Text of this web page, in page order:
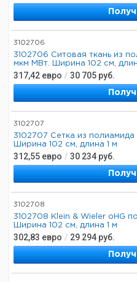
3102706
3102706 Ситовая ткань из
мкм МВт. Ширина 102 см,
317,42 евро / 30 705 руб.
3102707
3102707 Сетка из полиамида
Ширина 102 см, длина 1 м
312,55 евро / 30 234 руб.
3102708
3102708 Klein & Wieler oHG
Ширина 102 см, длина 1 м
302,83 евро / 29 294 руб.